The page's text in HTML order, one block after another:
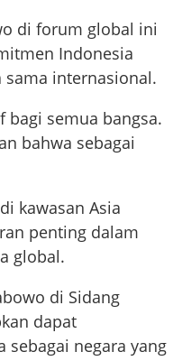
di forum global ini
Indonesia
internasional.
bagi semua bangsa.
bahwa sebagai
kawasan Asia
penting dalam
global.
di Sidang
dapat
sebagai negara yang